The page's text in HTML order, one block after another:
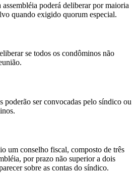
poderá deliberar por maioria
quando exigido quorum especial.
se todos os condôminos não
poderão ser convocadas pelo síndico ou
um conselho fiscal, composto de três
por prazo não superior a dois
sobre as contas do síndico.